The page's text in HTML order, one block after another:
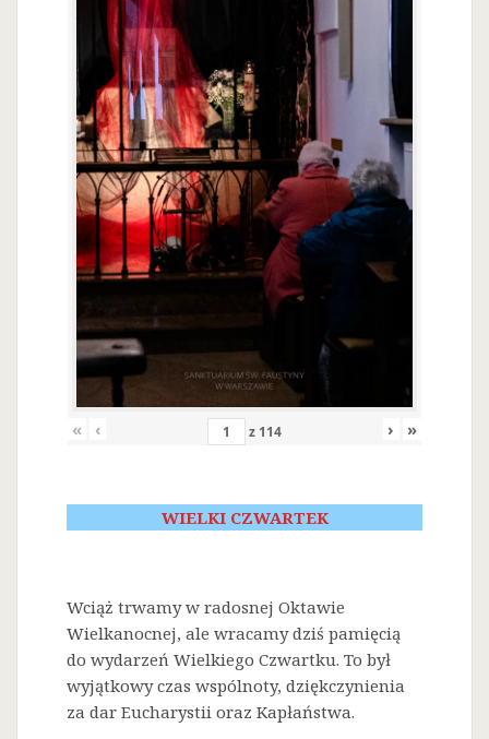
« ‹ z 114 › »
WIELKI CZWARTEK
Wciąż trwamy w radosnej Oktawie
Wielkanocnej, ale wracamy dziś pamięcią
do wydarzeń Wielkiego Czwartku. To był
wyjątkowy czas wspólnoty, dziękczynienia
za dar Eucharystii oraz Kapłaństwa.